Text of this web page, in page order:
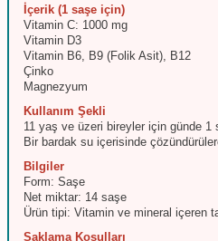
İçerik (1 saşe için)
Vitamin C: 1000 mg
Vitamin D3
Vitamin B6, B9 (Folik Asit), B12
Çinko
Magnezyum
Kullanım Şekli
11 yaş ve üzeri bireyler için günde 1
Bir bardak su içerisinde
Bilgiler
Form: Saşe
Net miktar: 14 saşe
Ürün tipi: Vitamin ve mineral içeren
Saklama Koşulları